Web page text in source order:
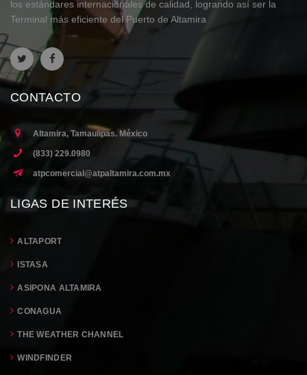
los estándares internacionales de calidad, logrando así ser la
Terminal más eficiente del Puerto de Altamira
CONTACTO
Altamira, Tamaulipas. México
(833) 229.0980
atpcomercial@atpaltamira.com.mx
LIGAS DE INTERÉS
ALTAPORT
ISTASA
ASIPONA ALTAMIRA
CONAGUA
THE WEATHER CHANNEL
WINDFINDER